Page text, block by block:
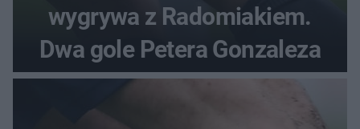
wygrywa z Radomiakiem.
Dwa gole Petera Gonzaleza